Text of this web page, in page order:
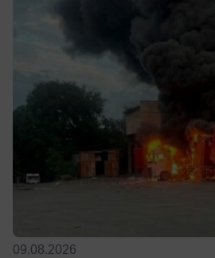
09.08.2026